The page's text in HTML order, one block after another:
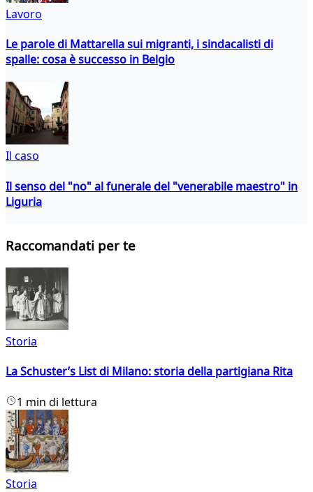
Lavoro
Le parole di Mattarella sui migranti, i sindacalisti di
spalle: cosa è successo in Belgio
Il caso
Il senso del "no" al funerale del "venerabile maestro" in
Liguria
Raccomandati per te
Storia
La Schuster’s List di Milano: storia della partigiana Rita
1 min di lettura
Storia